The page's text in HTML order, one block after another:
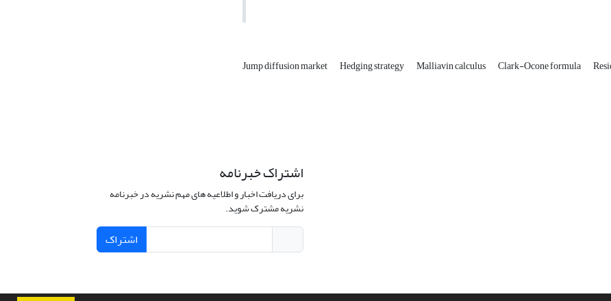
Jump diffusion market Hedging strategy Malliavin calculus Clark-Ocone formula
اشتراک خبرنامه
برای دریافت اخبار و اطلاعیه های مهم نشریه در خبرنامه
نشریه مشترک شوید.
اشتراک